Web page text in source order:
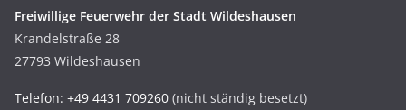
Freiwillige Feuerwehr der Stadt Wildeshausen
Krandelstraße 28
27793 Wildeshausen
Telefon: +49 4431 709260 (nicht ständig besetzt)